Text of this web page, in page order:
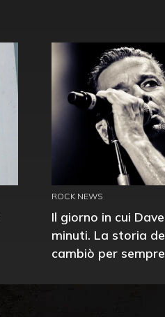
ROCK NEWS
Il giorno in cui
minuti. La storia
cambiò per